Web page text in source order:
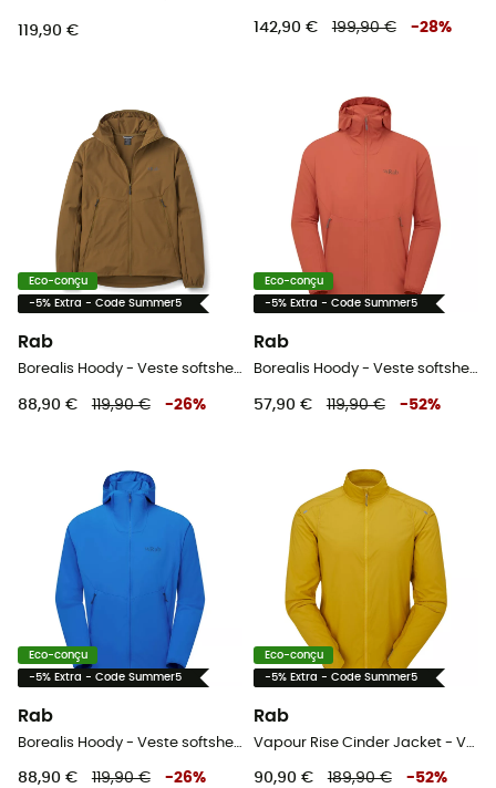
119,90 € 142,90 € 199,90 € -28%
Eco-conçu
-5% Extra - Code Summer5
Rab
Borealis Hoody - Veste softshell homme
88,90 € 119,90 € -26%
Eco-conçu
-5% Extra - Code Summer5
Rab
Borealis Hoody - Veste softshell homme
57,90 € 119,90 € -52%
Eco-conçu
-5% Extra - Code Summer5
Rab
Borealis Hoody - Veste softshell homme
88,90 € 119,90 € -26%
Eco-conçu
-5% Extra - Code Summer5
Rab
Vapour Rise Cinder Jacket - Veste softshell homme
90,90 € 189,90 € -52%